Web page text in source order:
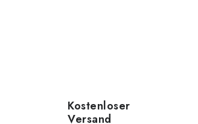
Kostenloser
Versand